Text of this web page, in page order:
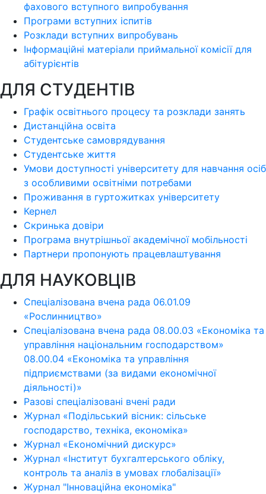
фахового вступного випробування
Програми вступних іспитів
Розклади вступних випробувань
Інформаційні матеріали приймальної комісії для
абітурієнтів
ДЛЯ СТУДЕНТІВ
Графік освітнього процесу та розклади занять
Дистанційна освіта
Студентське самоврядування
Студентське життя
Умови доступності університету для навчання осіб
з особливими освітніми потребами
Проживання в гуртожитках університету
Кернел
Скринька довіри
Програма внутрішньої академічної мобільності
Партнери пропонують працевлаштування
ДЛЯ НАУКОВЦІВ
Спеціалізована вчена рада 06.01.09
«Рослинництво»
Спеціалізована вчена рада 08.00.03 «Економіка та
управління національним господарством»
08.00.04 «Економіка та управління
підприємствами (за видами економічної
діяльності)»
Разові спеціалізовані вчені ради
Журнал «Подільський вісник: сільське
господарство, техніка, економіка»
Журнал «Економічний дискурс»
Журнал «Інститут бухгалтерського обліку,
контроль та аналіз в умовах глобалізації»
Журнал "Інноваційна економіка"